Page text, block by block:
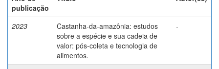
publicação
2023
Castanha-da-amazônia: estudos
sobre a espécie e sua cadeia de
valor: pós-coleta e tecnologia de
alimentos.
-